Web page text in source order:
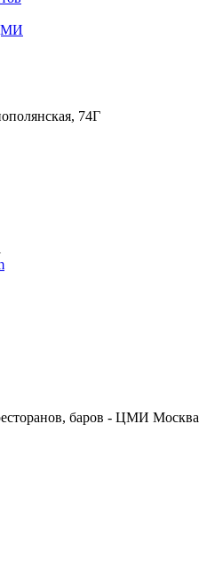
74Г
баров - ЦМИ Москва